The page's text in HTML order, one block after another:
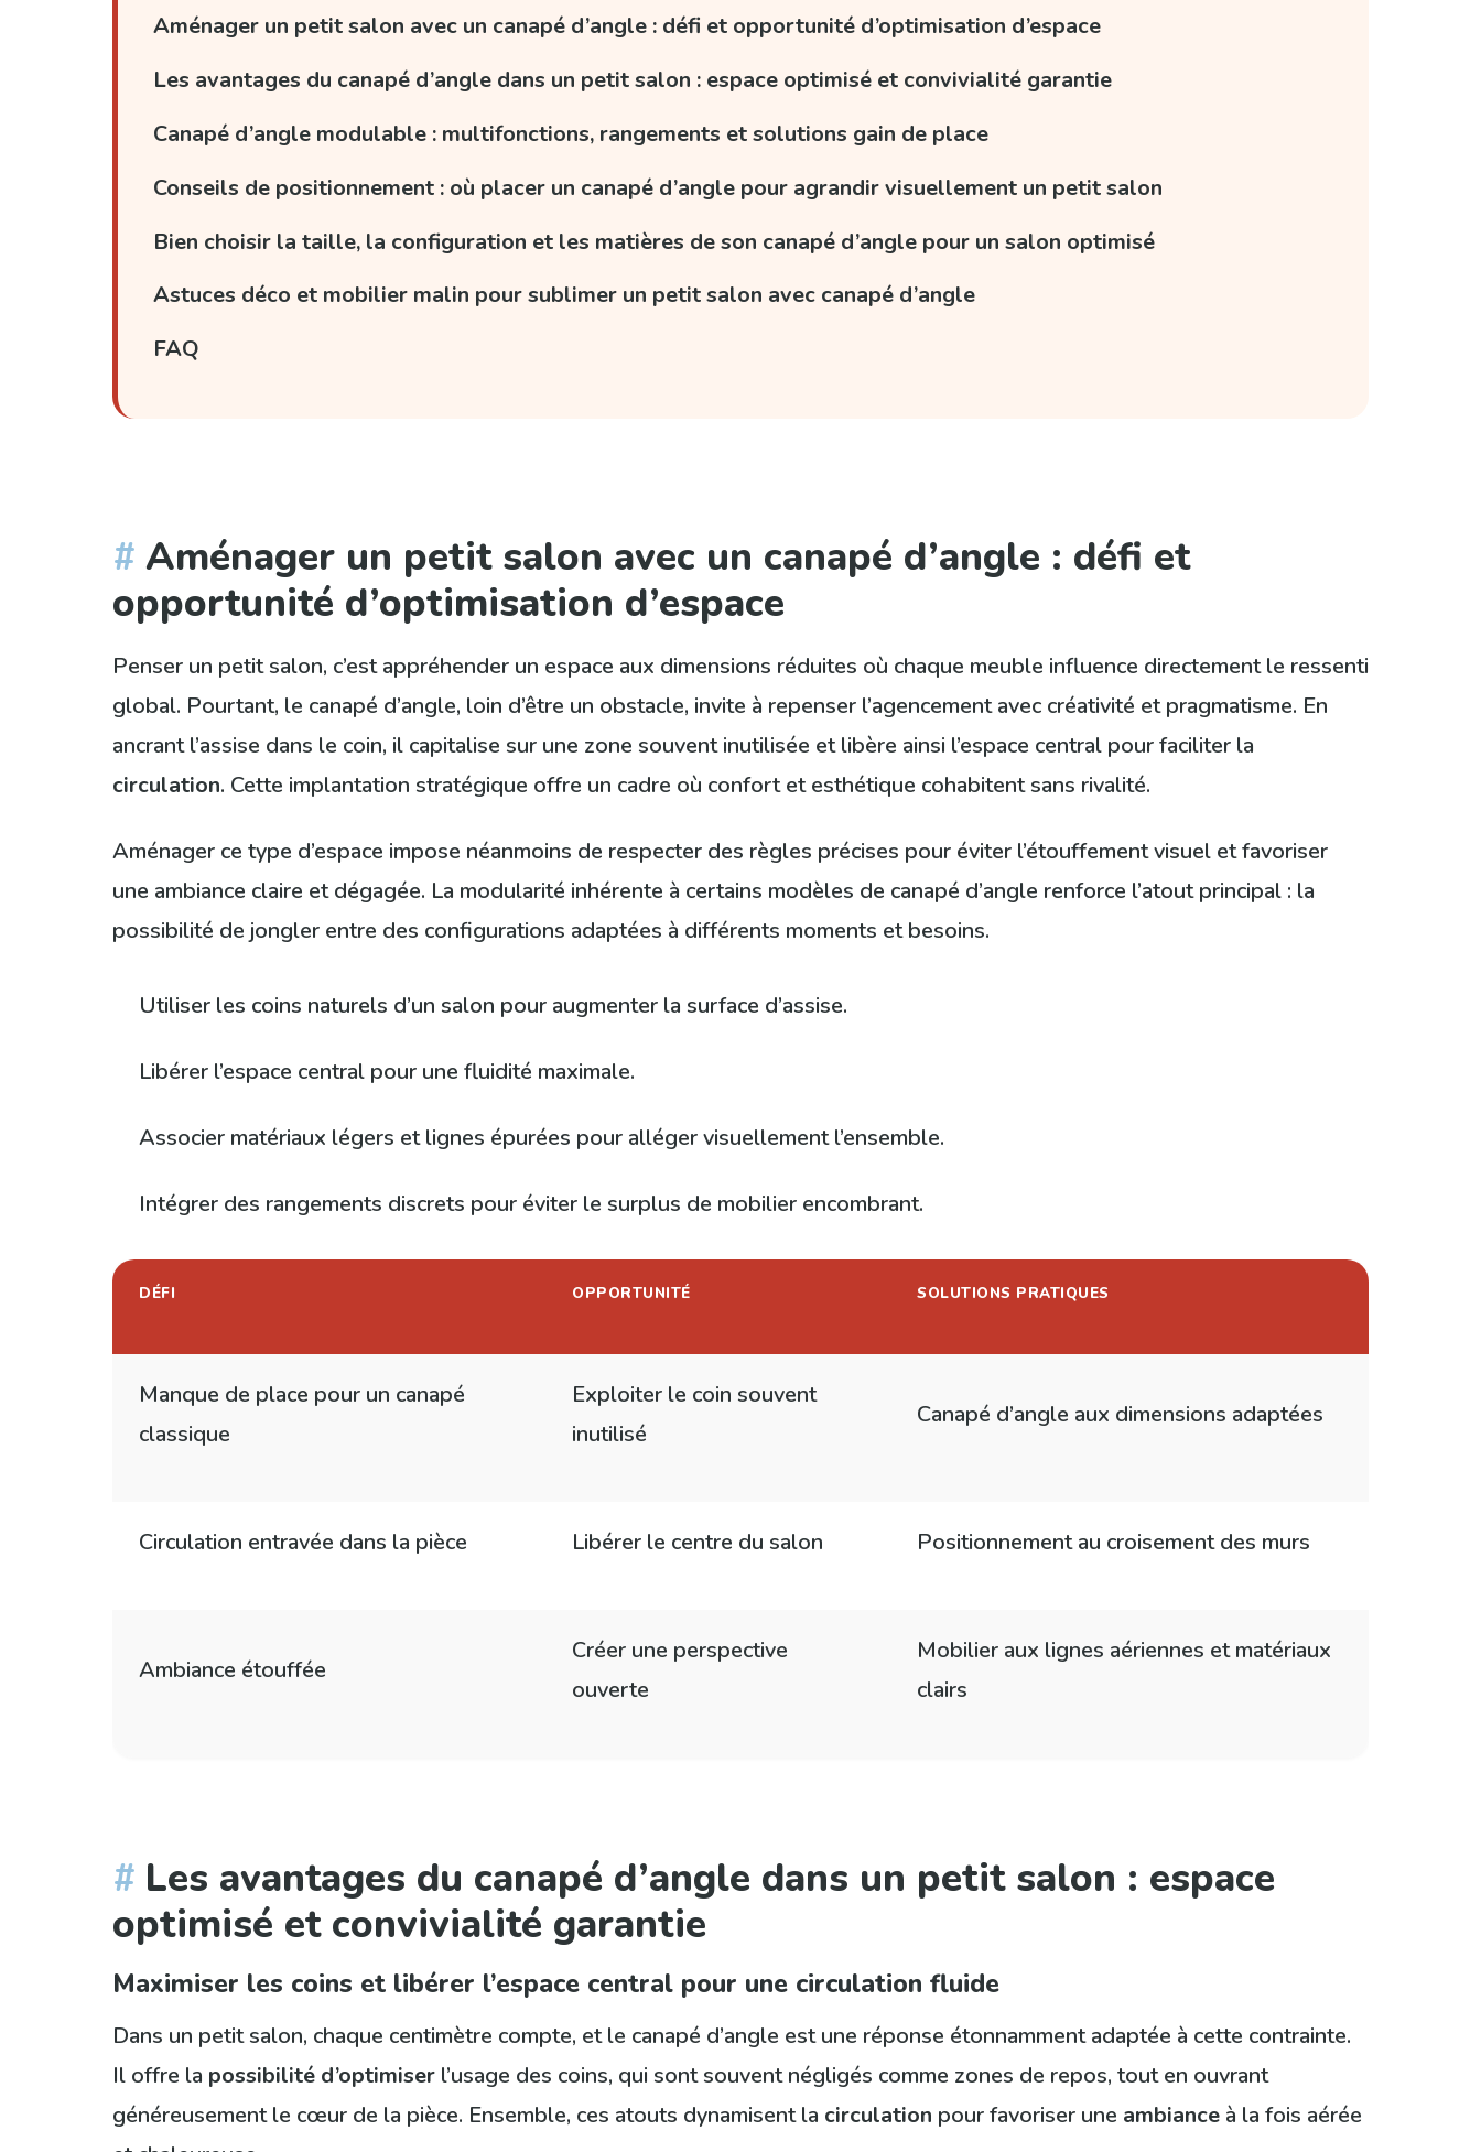
Aménager un petit salon avec un canapé d’angle : défi et opportunité d’optimisation d’espace
Les avantages du canapé d’angle dans un petit salon : espace optimisé et convivialité garantie
Canapé d’angle modulable : multifonctions, rangements et solutions gain de place
Conseils de positionnement : où placer un canapé d’angle pour agrandir visuellement un petit salon
Bien choisir la taille, la configuration et les matières de son canapé d’angle pour un salon optimisé
Astuces déco et mobilier malin pour sublimer un petit salon avec canapé d’angle
FAQ
Aménager un petit salon avec un canapé d’angle : défi et
opportunité d’optimisation d’espace
Penser un petit salon, c’est appréhender un espace aux dimensions réduites où chaque meuble influence directement le ressenti
global. Pourtant, le canapé d’angle, loin d’être un obstacle, invite à repenser l’agencement avec créativité et pragmatisme. En
ancrant l’assise dans le coin, il capitalise sur une zone souvent inutilisée et libère ainsi l’espace central pour faciliter la
circulation. Cette implantation stratégique offre un cadre où confort et esthétique cohabitent sans rivalité.
Aménager ce type d’espace impose néanmoins de respecter des règles précises pour éviter l’étouffement visuel et favoriser
une ambiance claire et dégagée. La modularité inhérente à certains modèles de canapé d’angle renforce l’atout principal : la
possibilité de jongler entre des configurations adaptées à différents moments et besoins.
Utiliser les coins naturels d’un salon pour augmenter la surface d’assise.
Libérer l’espace central pour une fluidité maximale.
Associer matériaux légers et lignes épurées pour alléger visuellement l’ensemble.
Intégrer des rangements discrets pour éviter le surplus de mobilier encombrant.
DÉFI OPPORTUNITÉ SOLUTIONS PRATIQUES
Manque de place pour un canapé
classique
Exploiter le coin souvent
inutilisé
Canapé d’angle aux dimensions adaptées
Circulation entravée dans la pièce Libérer le centre du salon Positionnement au croisement des murs
Ambiance étouffée
Créer une perspective
ouverte
Mobilier aux lignes aériennes et matériaux
clairs
Les avantages du canapé d’angle dans un petit salon : espace
optimisé et convivialité garantie
Maximiser les coins et libérer l’espace central pour une circulation fluide
Dans un petit salon, chaque centimètre compte, et le canapé d’angle est une réponse étonnamment adaptée à cette contrainte.
Il offre la possibilité d’optimiser l’usage des coins, qui sont souvent négligés comme zones de repos, tout en ouvrant
généreusement le cœur de la pièce. Ensemble, ces atouts dynamisent la circulation pour favoriser une ambiance à la fois aérée